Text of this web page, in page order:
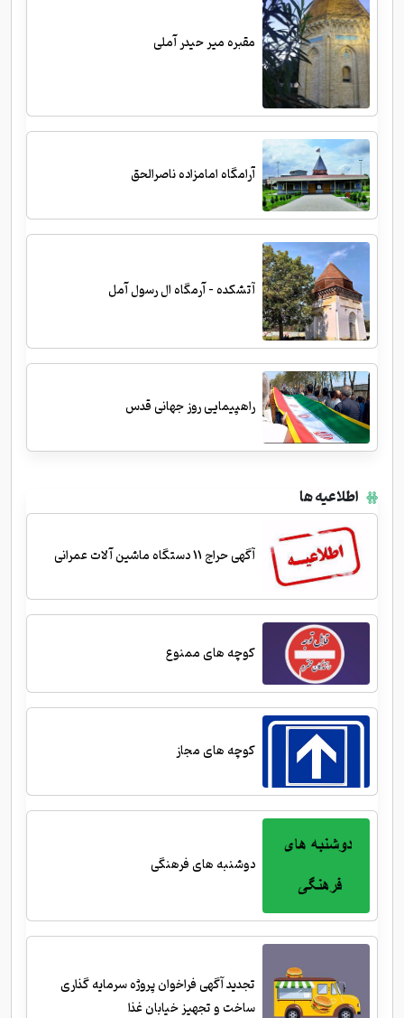
مقبره میر حیدر آملی
آرامگاه امامزاده ناصرالحق
آتشکده - آرمگاه ال رسول آمل
راهپیمایی روز جهانی قدس
اطلاعیه ها
آگهی حراج 11 دستگاه ماشین آلات عمرانی
کوچه های ممنوع
کوچه های مجاز
دوشنبه های فرهنگی
تجدید آگهی فراخوان پروژه سرمایه گذاری
ساخت و تجهیز خیابان غذا